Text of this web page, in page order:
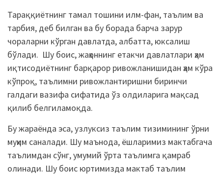
Тараққиётнинг тамал тошини илм-фан, таълим ва
тарбия, деб билган ва бу борада барча зарур
чораларни кўрган давлатда, албатта, юксалиш
бўлади. Шу боис, жаҳоннинг етакчи давлатлари ҳам
иқтисодиётнинг барқарор ривожланишидан ҳам кўра
кўпроқ, таълимни ривожлантиришни биринчи
галдаги вазифа сифатида ўз олдиларига мақсад
қилиб белгиламоқда.
Бу жараёнда эса, узлуксиз таълим тизимининг ўрни
муҳим саналади. Шу маънода, ёшларимиз мактабгача
таълимдан сўнг, умумий ўрта таълимга қамраб
олинади. Шу боис юртимизда мактаб таълим